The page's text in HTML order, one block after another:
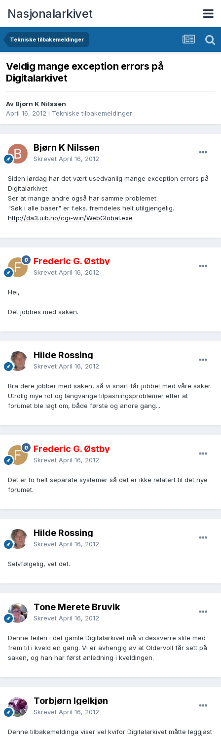
Nasjonalarkivet
Tekniske tilbakemeldinger
Veldig mange exception errors på
Digitalarkivet
Av Bjørn K Nilssen
April 16, 2012 i Tekniske tilbakemeldinger
Bjørn K Nilssen
Skrevet April 16, 2012
Siden lørdag har det vært usedvanlig mange exception errors på
Digitalarkivet.
Ser at mange andre også har samme problemet.
"Søk i alle baser" er f.eks. fremdeles helt utilgjengelig.
http://da3.uib.no/cgi-win/WebGlobal.exe
Frederic G. Østby
Skrevet April 16, 2012
Hei,
Det jobbes med saken.
Hilde Rossing
Skrevet April 16, 2012
Bra dere jobber med saken, så vi snart får jobbet med våre saker.
Utrolig mye rot og langvarige tilpasningsproblemer etter at
forumet ble lagt om, både første og andre gang...
Frederic G. Østby
Skrevet April 16, 2012
Det er to helt separate systemer så det er ikke relatert til det nye
forumet.
Hilde Rossing
Skrevet April 16, 2012
Selvfølgelig, vet det.
Tone Merete Bruvik
Skrevet April 16, 2012
Denne feilen i det gamle Digitalarkivet må vi dessverre slite med
frem til i kveld en gang. Vi er avhengig av at Oldervoll får sett på
saken, og han har først anledning i kveldingen.
Torbjørn Igelkjøn
Skrevet April 16, 2012
Denne tilbakemeldinga viser vel kvifor Digitalarkivet måtte leggjast